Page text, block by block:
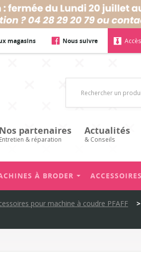
magasins Nous suivre
Nos partenaires
Entretien & réparation
Actualités
& Conseils
À BRODER ACCESSOIRES
pour machine à coudre PFAFF >